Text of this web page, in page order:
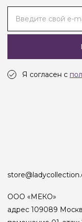
Введите свой e-
Я согласен с
ООО «МЕКО»
адрес 109089